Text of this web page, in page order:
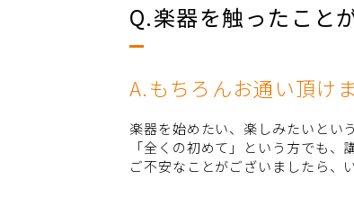
Q.楽器を触ったこと
A.もちろんお通い頂け
楽器を始めたい、楽しみたいとい
「全くの初めて」という方でも、
ご不安なことがございましたら、